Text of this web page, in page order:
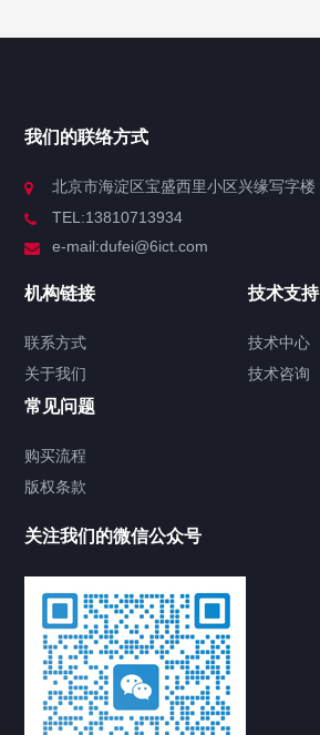
我们的联络方式
北京市海淀区宝盛西里小区兴缘写字楼
TEL:13810713934
e-mail:dufei@6ict.com
机构链接
联系方式
关于我们
技术支持
技术中心
技术咨询
常见问题
购买流程
版权条款
关注我们的微信公众号